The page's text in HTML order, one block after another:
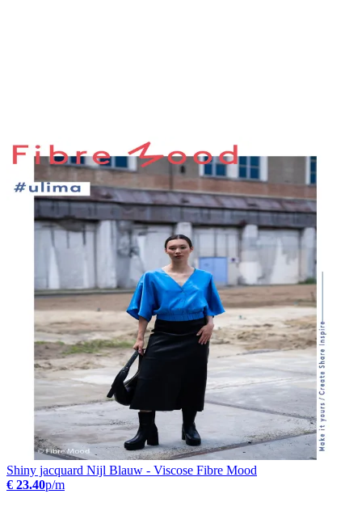
Shiny jacquard Nijl Blauw - Viscose Fibre Mood
€ 23.40p/m